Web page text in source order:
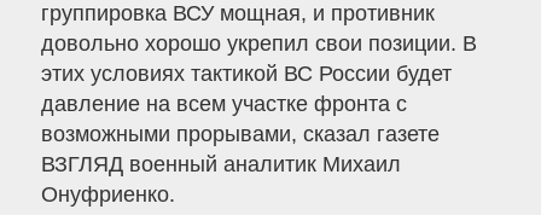
группировка ВСУ мощная, и противник
довольно хорошо укрепил свои позиции. В
этих условиях тактикой ВС России будет
давление на всем участке фронта с
возможными прорывами, сказал газете
ВЗГЛЯД военный аналитик Михаил
Онуфриенко.